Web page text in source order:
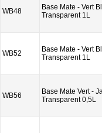
WB48
Base Mate - Vert
Transparent 1L
WB52
Base Mate - Vert
Transparent 1L
WB56
Base Mate Vert -
Transparent 0,5L